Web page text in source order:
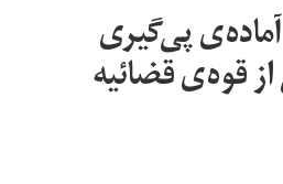
پی‌گیری
قوه‌ی قضائیه‌